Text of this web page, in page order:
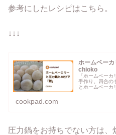
参考にしたレシピはこちら。
↓↓↓
ホームベー
chioko
「ホームベー
手作り。四合の
とホームベーカ
cookpad.com
圧力鍋をお持ちでない方は、